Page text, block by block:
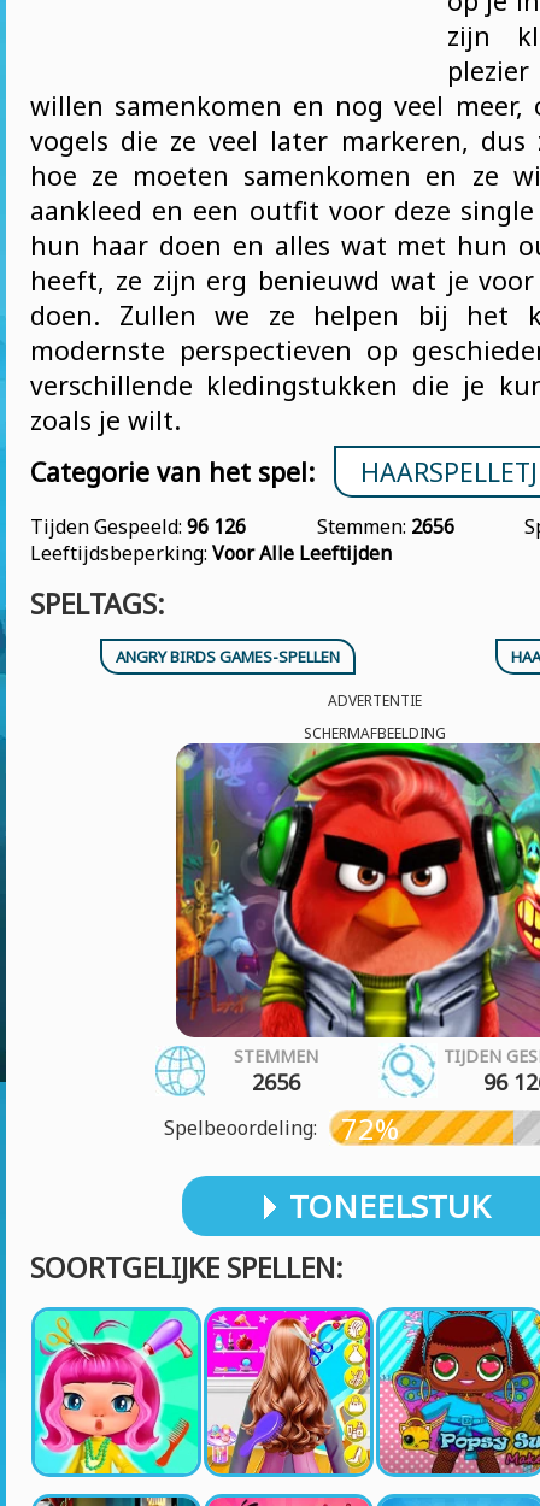
zijn
willen samenkomen en nog veel
vogels die ze veel later markeren, dus
hoe ze moeten samenkomen en ze
aankleed en een outfit voor deze
hun haar doen en alles wat met hun
heeft, ze zijn erg benieuwd wat je
doen. Zullen we ze helpen bij het
modernste perspectieven op
verschillende kledingstukken die je
zoals je wilt.
Categorie van het spel:
Tijden Gespeeld: 96 126 Stemmen: 2656
Leeftijdsbeperking: Voor Alle Leeftijden
SPELTAGS:
ANGRY BIRDS GAMES-SPELLEN
ADVERTENTIE
SCHERMAFBEELDING
STEMMEN
2656
TIJDEN
96
Spelbeoordeling: 72%
TONEELSTUK
SOORTGELIJKE SPELLEN: